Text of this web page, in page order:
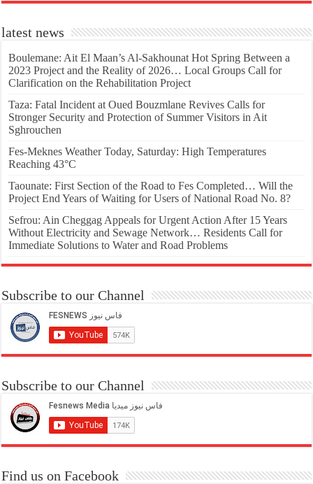
latest news
Boulemane: Ait El Maan’s Al-Sakhounat Hot Spring Between a
2023 Project and the Reality of 2026… Local Groups Call for
Clarification on the Rehabilitation Project
Taza: Fatal Incident at Oued Bouzmlane Revives Calls for
Stronger Security and Protection of Summer Visitors in Ait
Sghrouchen
Fes-Meknes Weather Today, Saturday: High Temperatures
Reaching 43°C
Taounate: First Section of the Road to Fes Completed… Will the
Project End Years of Waiting for Users of National Road No. 8?
Sefrou: Ain Cheggag Appeals for Urgent Action After 15 Years
Without Electricity and Sewage Network… Residents Call for
Immediate Solutions to Water and Road Problems
Subscribe to our Channel
Subscribe to our Channel
Find us on Facebook